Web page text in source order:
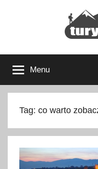
Turysta.org
podróżniczy
i
portal
turystyczny
Menu
Tag: co warto